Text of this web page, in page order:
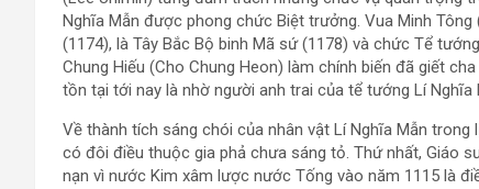
Nghĩa Mẫn được phong chức Biệt trưởng. Vua Minh
(1174), là Tây Bắc Bộ binh Mã sứ (1178) và chức Tể
Chung Hiếu (Cho Chung Heon) làm chính biến đã giết
tồn tại tới nay là nhờ người anh trai của tể tướng Lí
Về thành tích sáng chói của nhân vật Lí Nghĩa Mẫn
có đôi điều thuộc gia phả chưa sáng tỏ. Thứ nhất, Giáo
nạn vì nước Kim xâm lược nước Tống vào năm 1115 là